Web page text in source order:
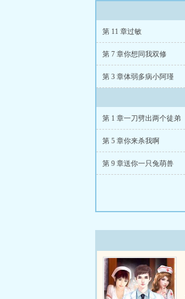
第 11 章过敏
第 7 章你想同我双修
第 3 章体弱多病小阿瑾
第 1 章一刀劈出两个徒弟
第 5 章你来杀我啊
第 9 章送你一只兔萌兽